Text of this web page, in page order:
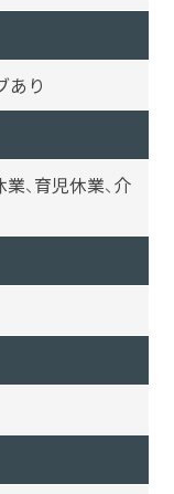
あり
、育児休業、介